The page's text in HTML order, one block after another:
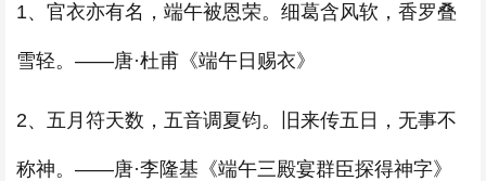
1、官衣亦有名，端午被恩荣。细葛含风软，香罗叠
雪轻。——唐·杜甫《端午日赐衣》
2、五月符天数，五音调夏钧。旧来传五日，无事不
称神。——唐·李隆基《端午三殿宴群臣探得神字》